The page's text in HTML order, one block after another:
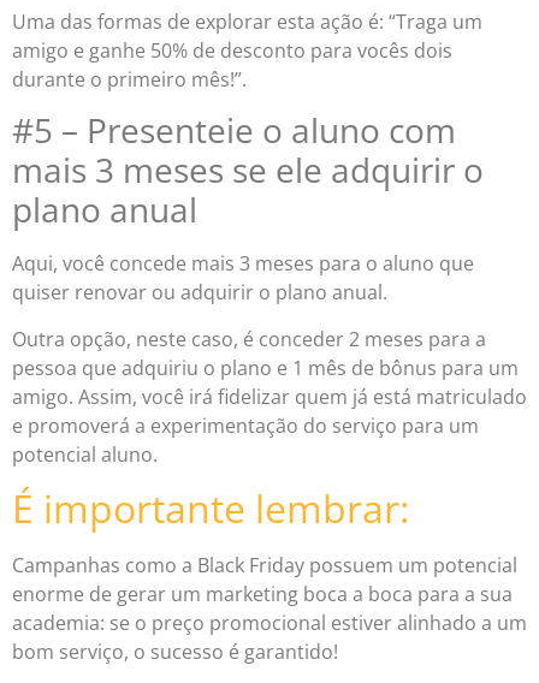
Uma das formas de explorar esta ação é: “Traga um
amigo e ganhe 50% de desconto para vocês dois
durante o primeiro mês!”.
#5 – Presenteie o aluno com
mais 3 meses se ele adquirir o
plano anual
Aqui, você concede mais 3 meses para o aluno que
quiser renovar ou adquirir o plano anual.
Outra opção, neste caso, é conceder 2 meses para a
pessoa que adquiriu o plano e 1 mês de bônus para um
amigo. Assim, você irá fidelizar quem já está matriculado
e promoverá a experimentação do serviço para um
potencial aluno.
É importante lembrar:
Campanhas como a Black Friday possuem um potencial
enorme de gerar um marketing boca a boca para a sua
academia: se o preço promocional estiver alinhado a um
bom serviço, o sucesso é garantido!